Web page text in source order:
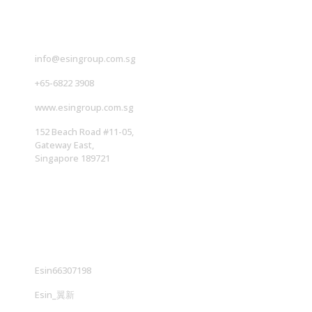
info@esingroup.com.sg
+65-6822 3908
www.esingroup.com.sg
152 Beach Road #11-05,
Gateway East,
Singapore 189721
Esin66307198
Esin_翼新